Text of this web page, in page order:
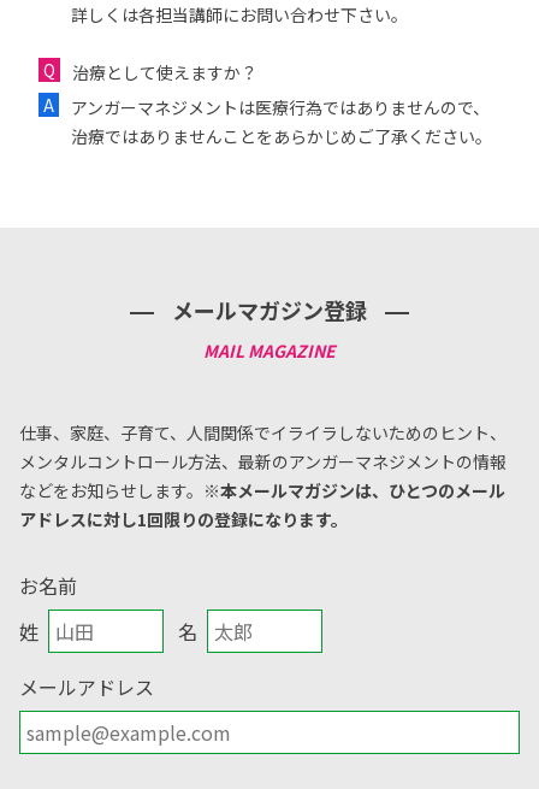
詳しくは各担当講師にお問い合わせ下さい。
治療として使えますか？
アンガーマネジメントは医療行為ではありませんので、
治療ではありませんことをあらかじめご了承ください。
メールマガジン登録
仕事、家庭、子育て、人間関係でイライラしないためのヒント、
メンタルコントロール方法、 最新のアンガーマネジメントの情報
などをお知らせします。 ※本メールマガジンは、ひとつのメール
アドレスに対し1回限りの登録になります。
お名前
姓
名
メールアドレス